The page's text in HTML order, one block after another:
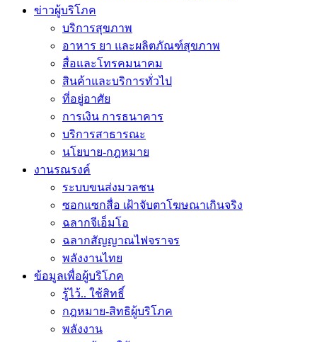
ข่าวผู้บริโภค
บริการสุขภาพ
อาหาร ยา และผลิตภัณฑ์สุขภาพ
สื่อและโทรคมนาคม
สินค้าและบริการทั่วไป
ที่อยู่อาศัย
การเงิน การธนาคาร
บริการสาธารณะ
นโยบาย-กฎหมาย
งานรณรงค์
ระบบขนส่งมวลชน
ซอกแซกสื่อ เฝ้าจับตาโฆษณาเกินจริง
ฉลากจีเอ็มโอ
ฉลากสัญญาณไฟจราจร
พลังงานไทย
ข้อมูลเพื่อผู้บริโภค
รู้ไว้.. ใช้สิทธิ์
กฎหมาย-สิทธิผู้บริโภค
พลังงาน